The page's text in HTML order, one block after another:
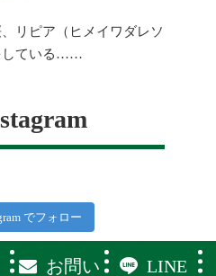
リピア（ヒメイワダレソ
している……
でフォロー
お問い LINE